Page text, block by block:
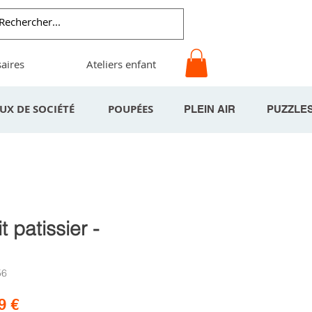
Ateliers enfant
DE SOCIÉTÉ POUPÉES PLEIN AIR
patissier -
€Prix